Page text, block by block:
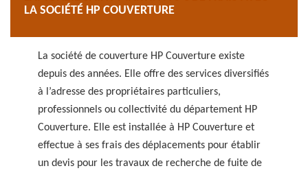
LA SOCIÉTÉ HP COUVERTURE
La société de couverture HP Couverture existe
depuis des années. Elle offre des services diversifiés
à l’adresse des propriétaires particuliers,
professionnels ou collectivité du département HP
Couverture. Elle est installée à HP Couverture et
effectue à ses frais des déplacements pour établir
un devis pour les travaux de recherche de fuite de